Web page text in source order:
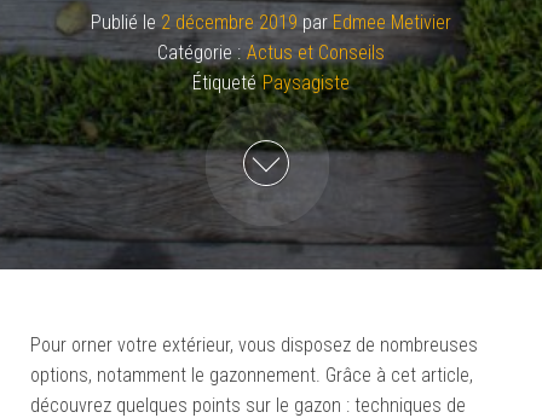
Publié le 2 décembre 2019 par Edmee Metivier
Catégorie : Actus et Conseils
Étiqueté Paysagiste
Pour orner votre extérieur, vous disposez de nombreuses
options, notamment le gazonnement. Grâce à cet article,
découvrez quelques points sur le gazon : techniques de